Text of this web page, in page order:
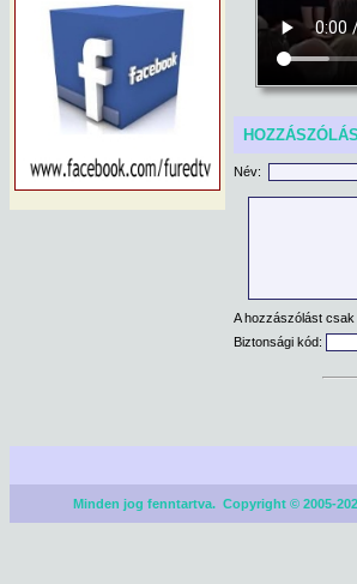
Név:
A hozzászólást
Biztonsági kód:
Minden jog fenntartva. Copyright © 2005-